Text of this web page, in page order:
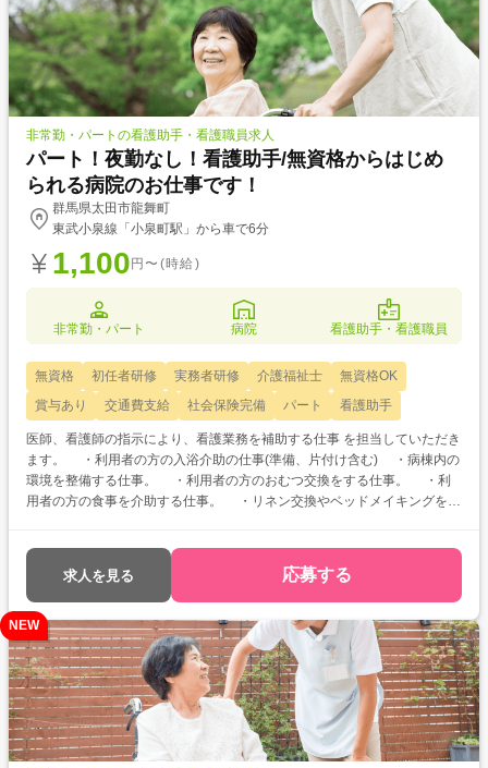
非常勤・パートの看護助手・看護職員求人
パート！夜勤なし！看護助手/無資格からはじめ
られる病院のお仕事です！
群馬県太田市龍舞町
東武小泉線「小泉町駅」から車で6分
1,100 円〜(時給)
非常勤・パート 病院 看護助手・看護職員
無資格 初任者研修 実務者研修 介護福祉士
無資格OK
賞与あり
交通費支給 社会保険完備 パート 看護助手
医師、看護師の指示により、看護業務を補助する仕事 を担当していただき
ます。 ・利用者の方の入浴介助の仕事(準備、片付け含む) ・病棟内の
環境を整備する仕事。 ・利用者の方のおむつ交換をする仕事。 ・利
用者の方の食事を介助する仕事。 ・リネン交換やベッドメイキングを行
求人を見る 応募する
NEW